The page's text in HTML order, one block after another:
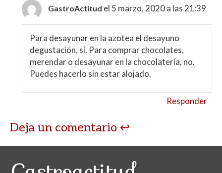
GastroActitud el 5 marzo, 2020 a las 21:39
Para desayunar en la azotea el desayuno
degustación, sí. Para comprar chocolates,
merendar o desayunar en la chocolatería, no.
Puedes hacerlo sin estar alojado.
Responder
Deja un comentario